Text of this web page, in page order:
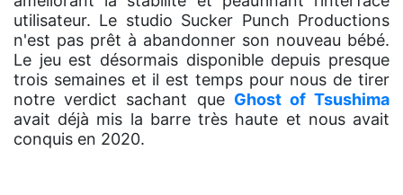
utilisateur. Le studio Sucker Punch Productions
n'est pas prêt à abandonner son nouveau bébé.
Le jeu est désormais disponible depuis presque
trois semaines et il est temps pour nous de tirer
notre verdict sachant que Ghost of Tsushima
avait déjà mis la barre très haute et nous avait
conquis en 2020.